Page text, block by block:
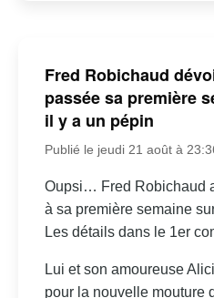
Fred Robichaud
passée sa première
il y a un pépin
Publié le jeudi 21 août à
Oupsi… Fred Robichaud
à sa première semaine
Les détails dans le 1er
Lui et son amoureuse
pour la nouvelle mouture